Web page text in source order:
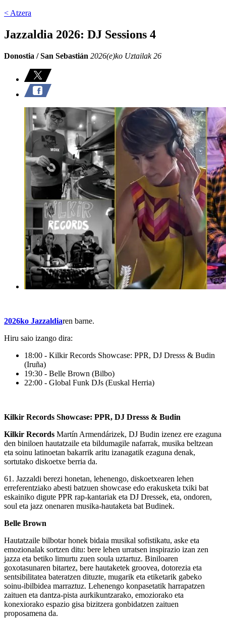
< Atzera
Jazzaldia 2026: DJ Sessions 4
Donostia / San Sebastián 2026(e)ko Uztailak 26
2026ko Jazzaldiaren barne.
Hiru saio izango dira:
18:00 - Kilkir Records Showcase: PPR, DJ Dresss & Budin
(Iruña)
19:30 - Belle Brown (Bilbo)
22:00 - Global Funk DJs (Euskal Herria)
Kilkir Records Showcase: PPR, DJ Dresss & Budin
Kilkir Records Martín Armendárizek, DJ Budin izenez ere ezaguna
den biniloen hautatzaile eta bildumagile nafarrak, musika beltzean
eta soinu latinoetan bakarrik aritu izanagatik ezaguna denak,
sortutako diskoetxe berria da.
61. Jazzaldi berezi honetan, lehenengo, diskoetxearen lehen
erreferentziako abesti batzuen showcase edo erakusketa txiki bat
eskainiko digute PPR rap-kantariak eta DJ Dressek, eta, ondoren,
soul eta jazz onenaren musika-hautaketa bat Budinek.
Belle Brown
Hautatzaile bilbotar honek bidaia musikal sofistikatu, aske eta
emozionalak sortzen ditu: bere lehen urratsen inspirazio izan zen
jazza eta betiko limurtu zuen soula uztartuz. Biniloaren
goxotasunaren bitartez, bere hautaketek groovea, dotorezia eta
sentsibilitatea bateratzen dituzte, mugarik eta etiketarik gabeko
soinu-ibilbidea marraztuz. Lehenengo konpasetatik harrapatzen
zaituen eta dantza-pista aurkikuntzarako, emoziorako eta
konexiorako espazio gisa bizitzera gonbidatzen zaituen
proposamena da.